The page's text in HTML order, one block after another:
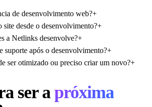
de desenvolvimento web?+
site desde o desenvolvimento?+
a Netlinks desenvolve?+
suporte após o desenvolvimento?+
ser otimizado ou preciso criar um novo?+
ser a próxima